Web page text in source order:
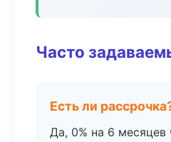
Часто
Есть ли
Да, 0% на 6 месяцев